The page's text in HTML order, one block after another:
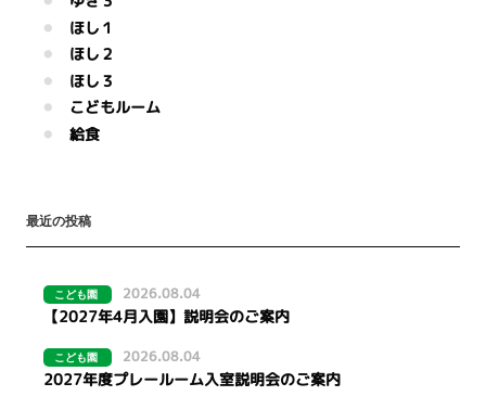
ほし１
ほし２
ほし３
こどもルーム
給食
最近の投稿
こども園 2026.08.04
【2027年4月入園】説明会のご案内
こども園 2026.08.04
2027年度プレールーム入室説明会のご案内